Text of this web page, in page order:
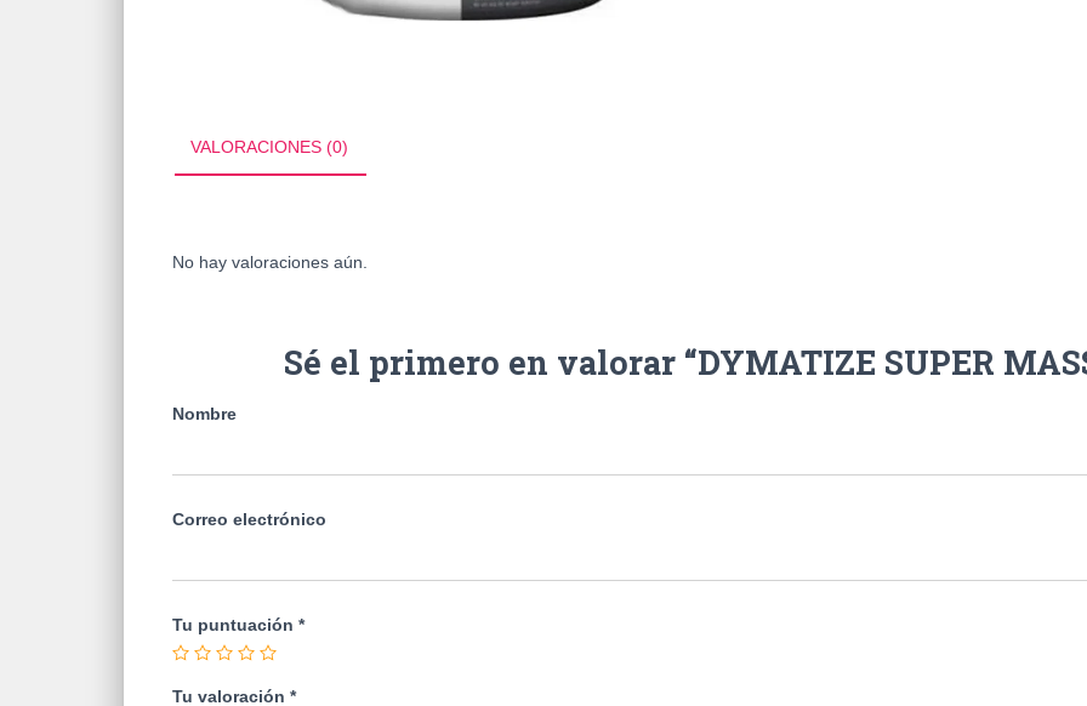
VALORACIONES (0)
No hay valoraciones aún.
Sé el primero en valorar “DYMATIZE SUPER
Nombre
Correo electrónico
Tu puntuación *
Tu valoración *